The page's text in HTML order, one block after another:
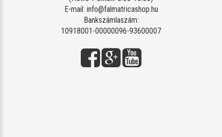
E-mail: info@falmatricashop.hu
Bankszámlaszám:
10918001-00000096-93600007